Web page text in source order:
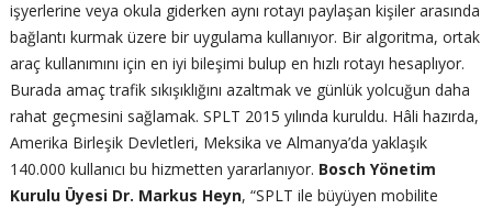
işyerlerine veya okula giderken aynı rotayı paylaşan kişiler arasında
bağlantı kurmak üzere bir uygulama kullanıyor. Bir algoritma, ortak
araç kullanımını için en iyi bileşimi bulup en hızlı rotayı hesaplıyor.
Burada amaç trafik sıkışıklığını azaltmak ve günlük yolcuğun daha
rahat geçmesini sağlamak. SPLT 2015 yılında kuruldu. Hâli hazırda,
Amerika Birleşik Devletleri, Meksika ve Almanya’da yaklaşık
140.000 kullanıcı bu hizmetten yararlanıyor. Bosch Yönetim
Kurulu Üyesi Dr. Markus Heyn, “SPLT ile büyüyen mobilite